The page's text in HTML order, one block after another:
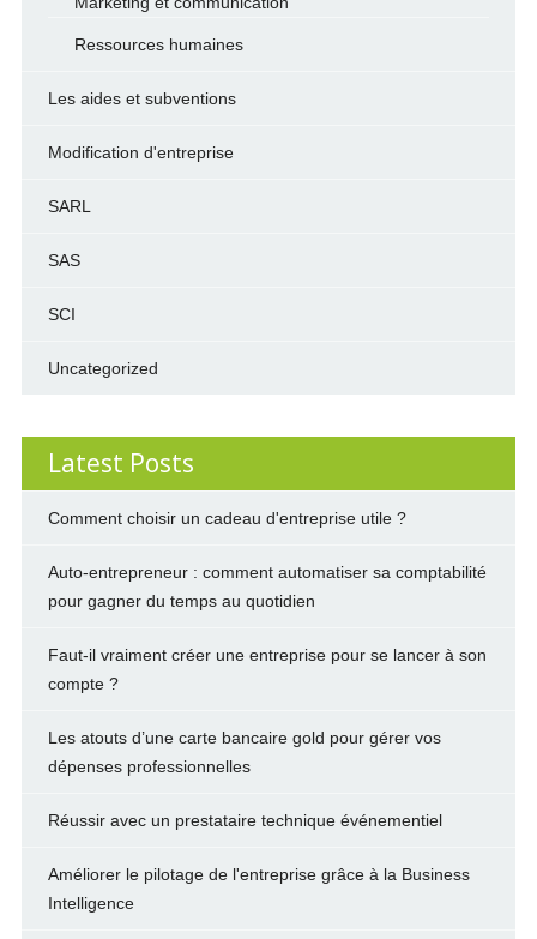
Ressources humaines
Les aides et subventions
Modification d'entreprise
SARL
SAS
SCI
Uncategorized
Latest Posts
Comment choisir un cadeau d'entreprise utile ?
Auto-entrepreneur : comment automatiser sa comptabilité
pour gagner du temps au quotidien
Faut-il vraiment créer une entreprise pour se lancer à son
compte ?
Les atouts d’une carte bancaire gold pour gérer vos
dépenses professionnelles
Réussir avec un prestataire technique événementiel
Améliorer le pilotage de l'entreprise grâce à la Business
Intelligence